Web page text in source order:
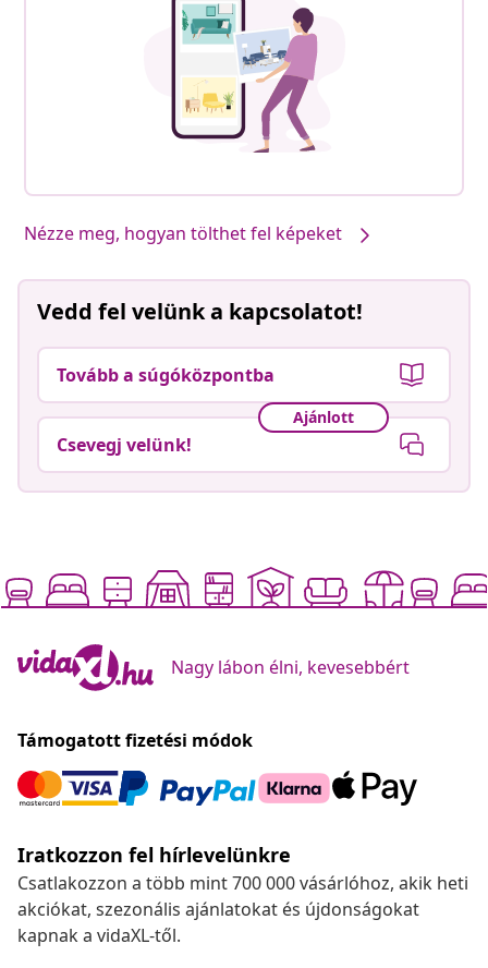
Nézze meg, hogyan tölthet fel képeket
Vedd fel velünk a kapcsolatot!
Tovább a súgóközpontba
Ajánlott
Csevegj velünk!
Nagy lábon élni, kevesebbért
Támogatott fizetési módok
Iratkozzon fel hírlevelünkre
Csatlakozzon a több mint 700 000 vásárlóhoz, akik heti
akciókat, szezonális ajánlatokat és újdonságokat
kapnak a vidaXL-től.